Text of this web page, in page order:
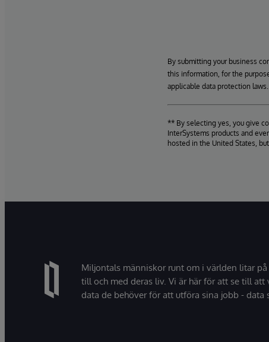
By submitting your business
this information, for the
applicable data protection laws.
** By selecting yes, you give
InterSystems products and
hosted in the United States,
Miljontals människor runt om i världen litar
till och med deras liv. Vi är här för att se till
data de behöver för att utföra sina jobb -